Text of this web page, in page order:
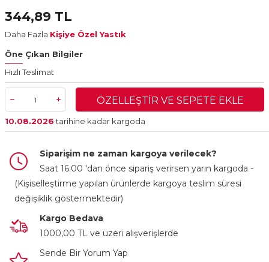
344,89 TL
Daha Fazla Kişiye Özel Yastık
Öne Çıkan Bilgiler
Hızlı Teslimat
ÖZELLEŞTIR VE SEPETE EKLE
10.08.2026tarihine kadar kargoda
Siparişim ne zaman kargoya verilecek?
Saat 16.00 'dan önce sipariş verirsen yarın kargoda -
(Kişiselleştirme yapılan ürünlerde kargoya teslim süresi
değişiklik göstermektedir)
Kargo Bedava
1000,00 TL ve üzeri alışverişlerde
Sende Bir Yorum Yap